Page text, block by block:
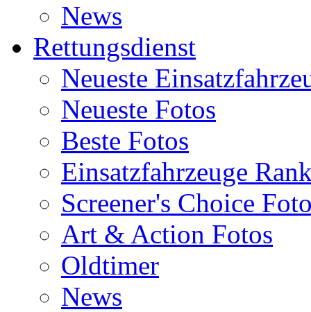
News
Rettungsdienst
Neueste
Neueste Fotos
Beste Fotos
Einsatzfahrzeuge
Screener's Choice
Art & Action Fotos
Oldtimer
News